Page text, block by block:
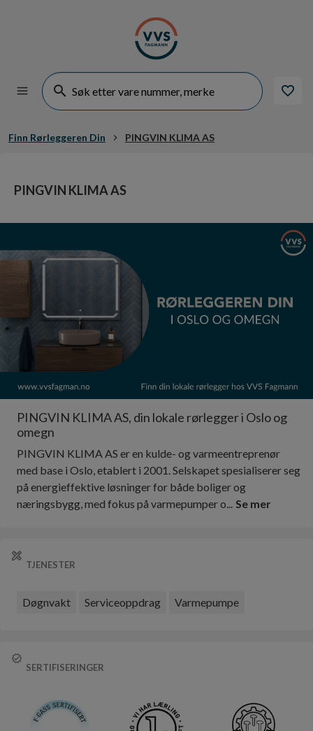
Finn Rørleggeren Din PINGVIN KLIMA AS
PINGVIN KLIMA AS
PINGVIN KLIMA AS, din lokale rørlegger i Oslo og
omegn
PINGVIN KLIMA AS er en kulde- og varmeentreprenør
med base i Oslo, etablert i 2001. Selskapet spesialiserer seg
på energieffektive løsninger for både boliger og
næringsbygg, med fokus på varmepumper o... Se mer
TJENESTER
Døgnvakt Serviceoppdrag Varmepumpe
SERTIFISERINGER